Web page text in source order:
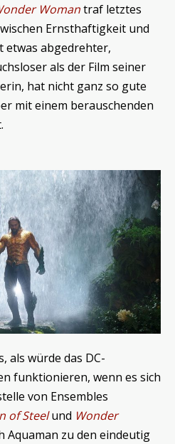
Womantraf letztes
Ernsthaftigkeit und
etwas abgedrehter,
als der Film seiner
hat nicht ganz so gute
mit einem berauschenden
als würde das DC-
funktionieren, wenn es sich
von Ensembles
of Steelund Wonder
Aquaman zu den eindeutig